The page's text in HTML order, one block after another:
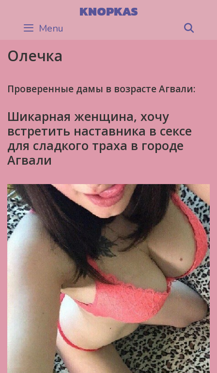
content
KNOPKAS
Menu
Олечка
Проверенные дамы в возрасте Агвали:
Шикарная женщина, хочу
встретить наставника в сексе
для сладкого траха в городе
Агвали